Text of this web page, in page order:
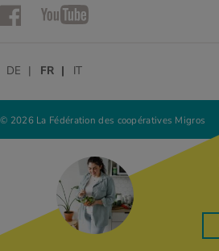
FacebookYouTube
© 2026 La Fédération des coopératives Migros
DE FR IT